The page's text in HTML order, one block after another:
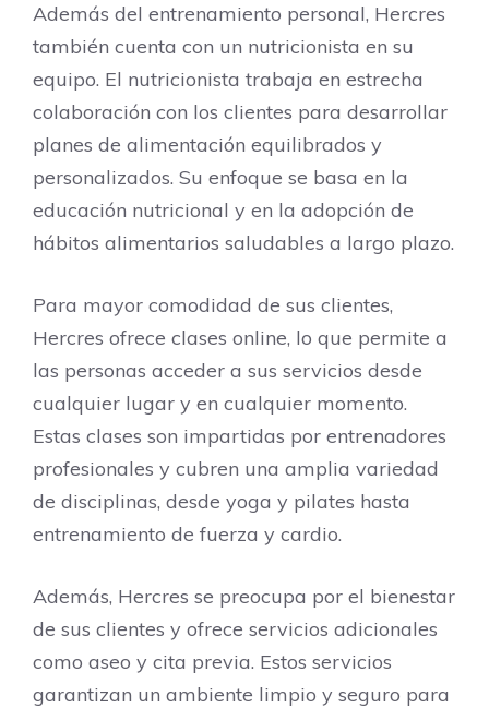
Además del entrenamiento personal, Hercres
también cuenta con un nutricionista en su
equipo. El nutricionista trabaja en estrecha
colaboración con los clientes para desarrollar
planes de alimentación equilibrados y
personalizados. Su enfoque se basa en la
educación nutricional y en la adopción de
hábitos alimentarios saludables a largo plazo.
Para mayor comodidad de sus clientes,
Hercres ofrece clases online, lo que permite a
las personas acceder a sus servicios desde
cualquier lugar y en cualquier momento.
Estas clases son impartidas por entrenadores
profesionales y cubren una amplia variedad
de disciplinas, desde yoga y pilates hasta
entrenamiento de fuerza y cardio.
Además, Hercres se preocupa por el bienestar
de sus clientes y ofrece servicios adicionales
como aseo y cita previa. Estos servicios
garantizan un ambiente limpio y seguro para